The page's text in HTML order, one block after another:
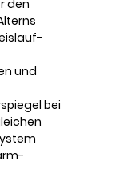
den
und
bei